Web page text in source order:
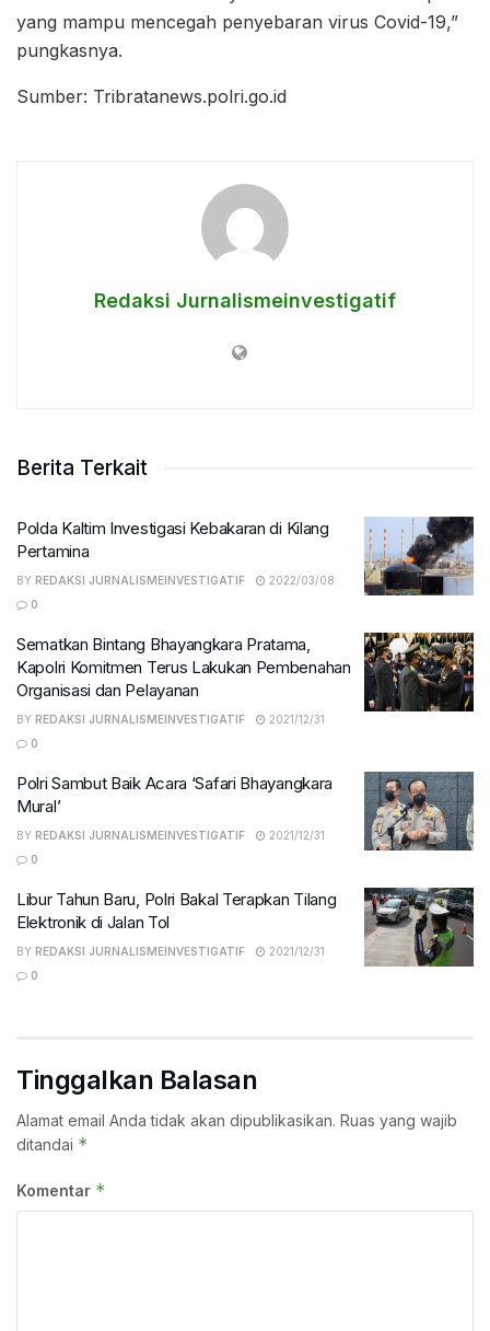
yang mampu mencegah penyebaran virus Covid-19,”
pungkasnya.
Sumber: Tribratanews.polri.go.id
Redaksi Jurnalismeinvestigatif
Berita Terkait
Polda Kaltim Investigasi Kebakaran di Kilang
Pertamina
BY REDAKSI JURNALISMEINVESTIGATIF
2022/03/08
0
Sematkan Bintang Bhayangkara Pratama,
Kapolri Komitmen Terus Lakukan Pembenahan
Organisasi dan Pelayanan
BY REDAKSI JURNALISMEINVESTIGATIF
2021/12/31
0
Polri Sambut Baik Acara ‘Safari Bhayangkara
Mural’
BY REDAKSI JURNALISMEINVESTIGATIF
2021/12/31
0
Libur Tahun Baru, Polri Bakal Terapkan Tilang
Elektronik di Jalan Tol
BY REDAKSI JURNALISMEINVESTIGATIF
2021/12/31
0
Tinggalkan Balasan
Alamat email Anda tidak akan dipublikasikan. Ruas yang wajib
ditandai *
Komentar *